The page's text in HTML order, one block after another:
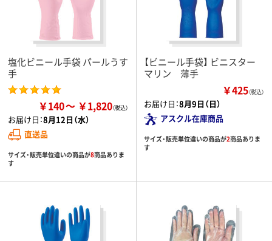
塩化ビニール手袋 パールうす
手
￥140 ￥1,820
お届け日：8月12日（水）
直送品
サイズ・販売単位違いの商品が8商品ありま
す
【ビニール手袋】 ビニスター
マリン 薄手
￥425（税込）
お届け日：8月9日（日）
アスクル在庫商品
サイズ・販売単位違いの商品が2商品ありま
す